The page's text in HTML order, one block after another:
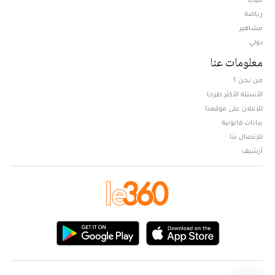
رياضة
مشاهير
دولي
معلومات عنا
من نحن ؟
الأسئلة الأكثر طرحا
للإعلان على موقعنا
بيانات قانونية
للإتصال بنا
أرشيف